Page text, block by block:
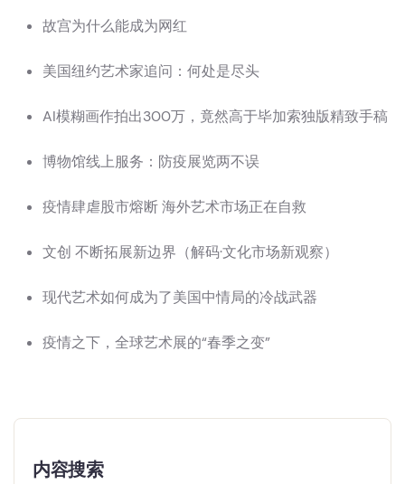
故宫为什么能成为网红
美国纽约艺术家追问：何处是尽头
AI模糊画作拍出300万，竟然高于毕加索独版精致手稿
博物馆线上服务：防疫展览两不误
疫情肆虐股市熔断 海外艺术市场正在自救
文创 不断拓展新边界（解码·文化市场新观察）
现代艺术如何成为了美国中情局的冷战武器
疫情之下，全球艺术展的“春季之变”
内容搜索